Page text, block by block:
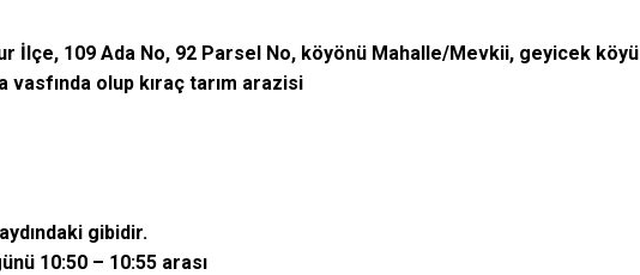
İlçe, 109 Ada No, 92 Parsel No, köyönü Mahalle/Mevkii, geyicek köyü
vasfında olup kıraç tarım arazisi
gibidir.
10:50 – 10:55 arası